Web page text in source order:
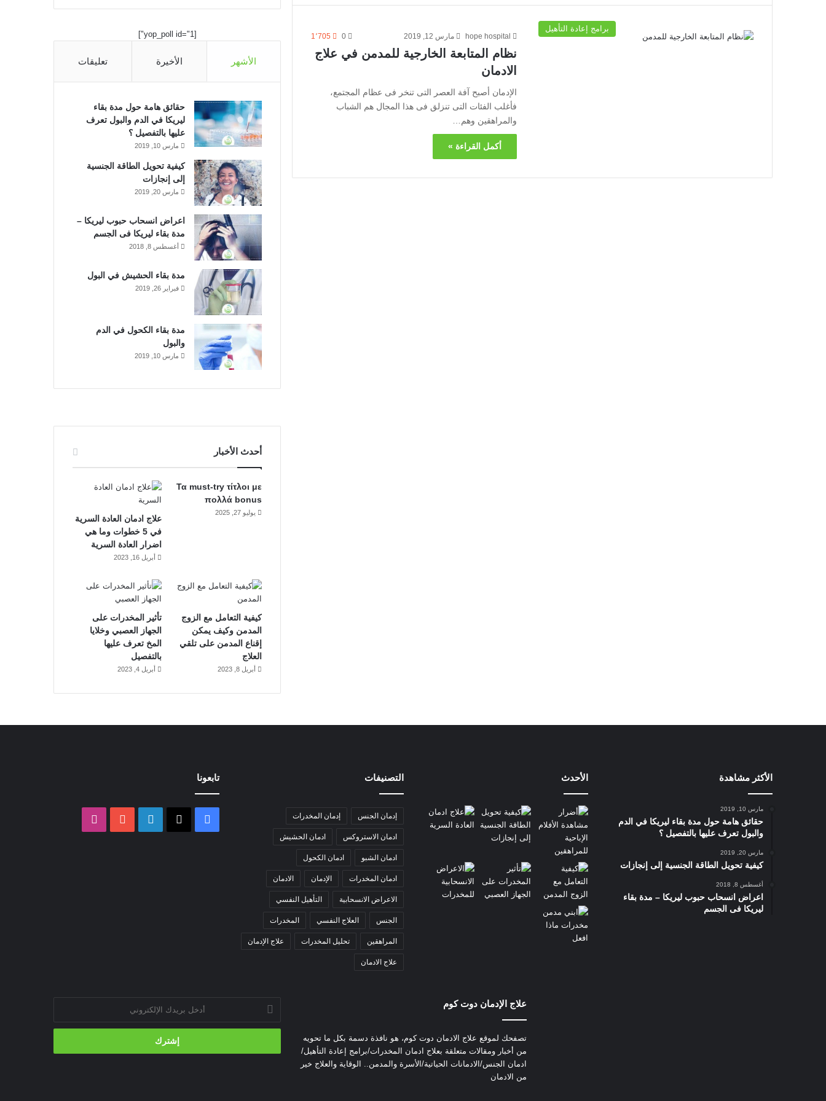
برامج إعادة التأهيل
hope hospital مارس 12, 2019 0 1٬705
نظام المتابعة الخارجية للمدمن في علاج
الادمان
الإدمان أصبح آفة العصر التى تنخر فى عظام المجتمع،
فأغلب الفئات التى تنزلق فى هذا المجال هم الشباب
والمراهقين وهم…
أكمل القراءة »
ك
ن
b
e
ا
[yop_poll id="1"]
الأشهر الأخيرة تعليقات
حقائق هامة حول مدة بقاء
ليريكا في الدم والبول تعرف
عليها بالتفصيل ؟
مارس 10, 2019
كيفية تحويل الطاقة الجنسية
إلى إنجازات
مارس 20, 2019
اعراض انسحاب حبوب ليريكا –
مدة بقاء ليريكا فى الجسم
أغسطس 8, 2018
مدة بقاء الحشيش في البول
فبراير 26, 2019
مدة بقاء الكحول في الدم
والبول
مارس 10, 2019
أحدث الأخبار
Τα must-try τίτλοι με
πολλά bonus
يوليو 27, 2025
علاج ادمان العادة السرية
في 5 خطوات وما هي
اضرار العادة السرية
أبريل 16, 2023
كيفية التعامل مع الزوج
المدمن وكيف يمكن
إقناع المدمن على تلقي
العلاج
أبريل 8, 2023
تأثير المخدرات على
الجهاز العصبي وخلايا
المخ تعرف عليها
بالتفصيل
أبريل 4, 2023
الأكثر مشاهدة
مارس 10, 2019
حقائق هامة حول مدة بقاء ليريكا في الدم
والبول تعرف عليها بالتفصيل ؟
مارس 20, 2019
كيفية تحويل الطاقة الجنسية إلى إنجازات
أغسطس 8, 2018
اعراض انسحاب حبوب ليريكا – مدة بقاء
ليريكا فى الجسم
الأحدث التصنيفات
إدمان الجنس إدمان المخدرات
ادمان الاستروكس ادمان الحشيش
ادمان الشبو ادمان الكحول
ادمان المخدرات الإدمان الادمان
الاعراض الانسحابية التأهيل النفسي
الجنس العلاج النفسي المخدرات
المراهقين تحليل المخدرات علاج الإدمان
علاج الادمان
تابعونا
فيسبوك لينكدإن ‫YouTube
علاج الإدمان دوت كوم
تصفحك لموقع علاج الادمان دوت كوم، هو نافذة دسمة بكل ما تحويه
من أخبار ومقالات متعلقة بعلاج ادمان المخدرات/برامج إعادة التأهيل/
ادمان الجنس/الادمانات الحياتية/الأسرة والمدمن.. الوقاية والعلاج خير
من الادمان
أدخل
الإلكتروني